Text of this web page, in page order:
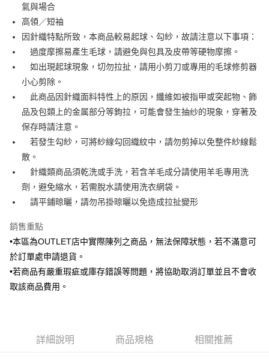
台灣樂天信用卡公司
運送方式
新竹物流宅配
新竹物流離島宅配
每筆NT$350，滿NT$3,500(含以上)免運費
LINEX 宇迅國際
氣與場合
高領／短袖
因針織特點所致，本商品較易起球、勾紗，故請注意以下事項：
過度摩擦易產生毛球，請避免與包具及皮帶等硬物摩擦。
如出現起球現象，切勿拉扯，請用小剪刀或專用的毛球修剪器
小心剪除。
此商品因針織面料特性上的原因，纖維如被指甲或突起物、飾
品及包類上的金属部分等鉤拉，可能會發生抽纱的現象，穿著及
保存時請注意。
若發生勾紗，可將紗線勾回織紋中，請勿剪掉以免整件紗線鬆
散。
針織類商品須乾洗或手洗，若含羊毛成分請使用羊毛專用洗
劑，避免縮水，若需脫水請使用洗衣網袋。
請平鋪晾曬，請勿吊掛晾曬以免造成拉扯變形
銷售重點
•本區為OUTLET店中實際陳列之商品，無法保障狀態，若不滿意可
於訂單處申請退貨。
•若商品有嚴重瑕疵或庫存錯誤等問題，將協助取消訂單並且不會收
取該商品費用。
詳細說明 商品規格 相關推薦